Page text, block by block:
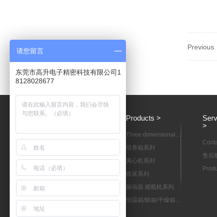
Previous
About us >
Company profile
Organizational
structure
Qualification
certification
capacity
Products >
Three dimensional
培养箱系列
离心机系列
摇床系列
振动器 摇瓶机系列
恒温箱/烘箱/干燥箱系
>
售后
请您留言
东莞市高升电子精密科技有限公司1
8128028677